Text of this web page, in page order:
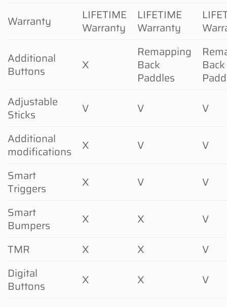
Warranty
LIFETIME
Warranty
LIFETIME
Warranty
Additional
Buttons
X
Remapping
Back
Paddles
Back
Adjustable
Sticks
V V
V
Additional
modifications
X V
V
Smart
Triggers
X V
V
Smart
Bumpers
X X
V
TMR
X X
V
Digital
Buttons
X X V